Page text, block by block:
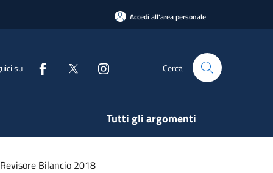
Accedi all'area personale
su Cerca
Tutti gli argomenti
Bilancio 2018